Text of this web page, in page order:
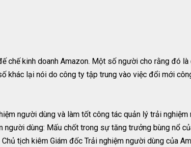
chế kinh doanh Amazon. Một số người cho rằng đó
khác lại nói do công ty tập trung vào việc đổi mới
người dùng và làm tốt công tác quản lý trải
người dùng: Mấu chốt trong sự tăng trưởng bùng nổ
tịch kiêm Giám đốc Trải nghiệm người dùng của